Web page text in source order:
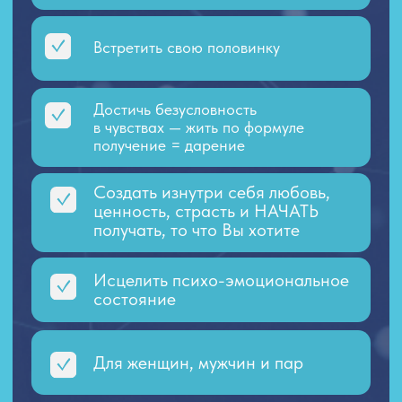
990 ₽
Стоимость:
ПРИОБРЕСТИ
Для женщин, мужчин и пар
ИП Фойда Ирина Владимировна
ИНН 253606922461
ОГРНИП 322253600008124
e-mail: rasumblog@bk.ru
Энергетический